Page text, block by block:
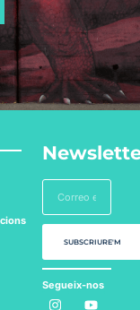
SUBSCRIURE'M
Segueix-nos
a: